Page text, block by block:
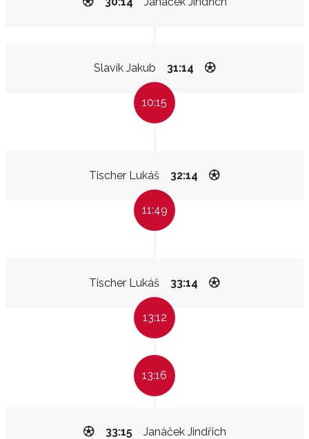
Slavík Jakub 31:14
10:15
Tischer Lukáš 32:14
11:49
Tischer Lukáš 33:14
13:12
13:16
Janáček Jindřich
33:15